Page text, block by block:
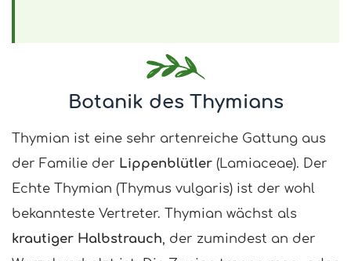
Botanik des Thymians
Thymian ist eine sehr artenreiche Gattung aus
der Familie der Lippenblütler (Lamiaceae). Der
Echte Thymian (Thymus vulgaris) ist der wohl
bekannteste Vertreter. Thymian wächst als
krautiger Halbstrauch, der zumindest an der